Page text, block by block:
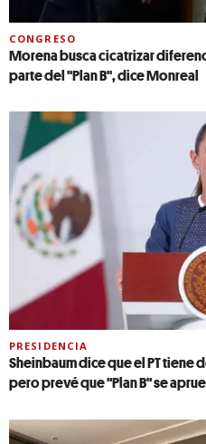
CONGRESO
Morena busca cicatrizar
parte del ''Plan B'', dice Monreal
PRESIDENCIA
Sheinbaum dice que el PT tiene
pero prevé que "Plan B" se